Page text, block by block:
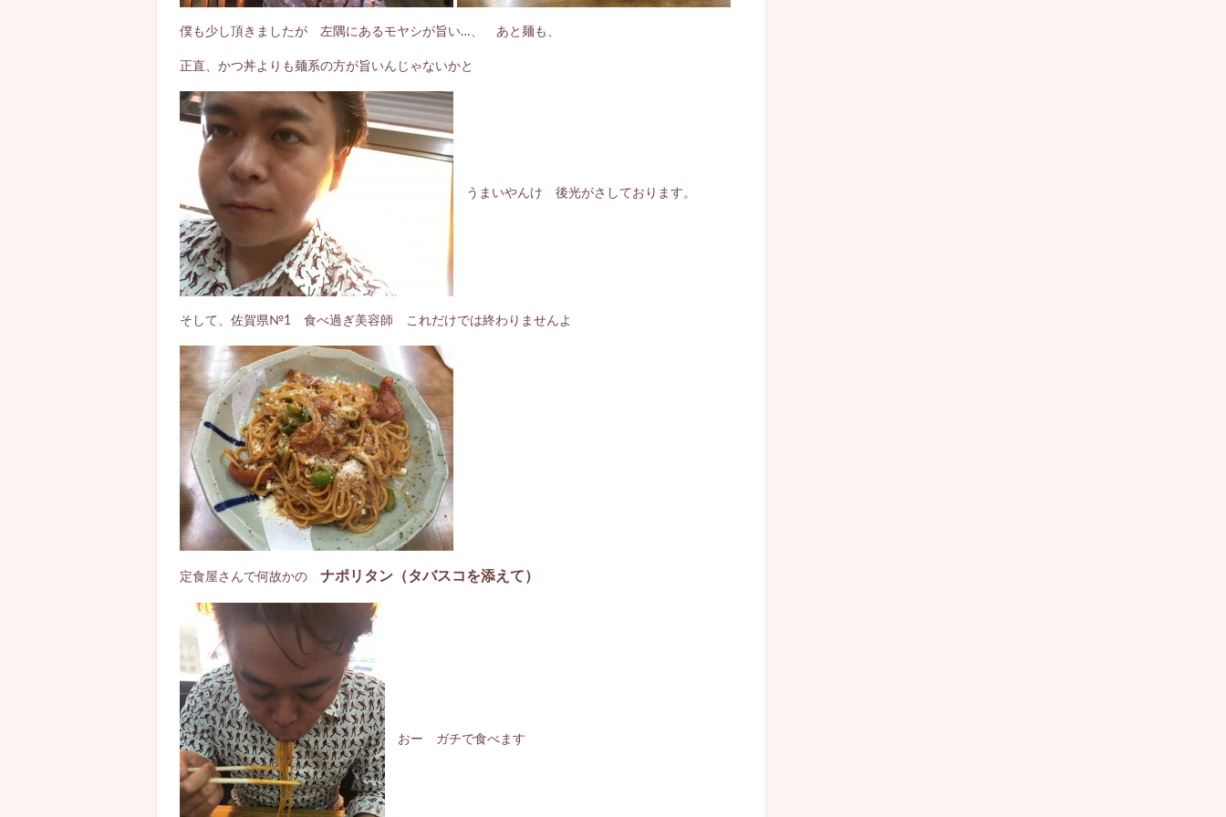
僕も少し頂きましたが 左隅にあるモヤシが旨い…、 あと麺も、
正直、かつ丼よりも麺系の方が旨いんじゃないかと
うまいやんけ 後光がさしております。
そして、佐賀県№1 食べ過ぎ美容師 これだけでは終わりませんよ
定食屋さんで何故かの ナポリタン（タバスコを添えて）
おー ガチで食べます